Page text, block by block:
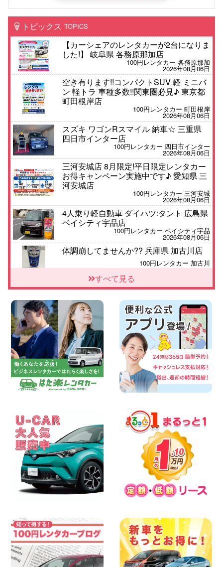
トピックス TOPICS
【カーシェアのレンタカーが2台になりま
した!】 岐阜県 各務原那加店
100円レンタカー 各務原那加
2026年08月06日
空き有ります!!コンパクトSUV 軽 ミニバ
ン 軽トラ 車種多数!!関東圏必見♪ 東京都
町田根岸店
100円レンタカー 町田根岸
2026年08月06日
スズキ ワゴンRスマイル 納車☆ 三重県
四日市インター店
100円レンタカー 四日市インター
2026年08月06日
三河安城店 8月限定!平日限定レンタカー
お得キャンペーン実施中です♪ 愛知県 三
河安城店
100円レンタカー 三河安城
2026年08月06日
4人乗り軽自動車 ダイハツ:タント 広島県
ベイシティ宇品店
100円レンタカー ベイシティ宇品
2026年08月06日
体調崩してませんか?? 兵庫県 加古川店
100円レンタカー 加古川
【佐渡の夏はレンタカーで自由に!】 新潟
100円レンタカー 両津
2026年08月06日
佐渡空港店はお盆も休まず営業中! 新潟県
佐渡空港店
100円レンタカー 佐渡空港
2026年08月06日
今週末空きあります☆ 大阪府 寝屋川太間
東町店
100円レンタカー 寝屋川太間東町
2026年08月06日
100円レンタカー 杉戸
2026年08月06日
今週末空きあります◎ カーシェア 墨田文
花店 東京都 墨田文花店
100円レンタカー 墨田文花
2026年08月06日
当社在庫車紹介【軽トラ】ハイゼットト
ラック 神奈川県 横浜旭南本宿町店
100円レンタカー 横浜旭南本宿町
2026年08月06日
のお知らせ!! 神奈川県 横浜弥生台店
100円レンタカー 横浜弥生台
2026年08月06日
ハイエースワゴンGL!!クルーズコントロ
ールが付いている〜!! 福島県 福島笹木野
すべて見る